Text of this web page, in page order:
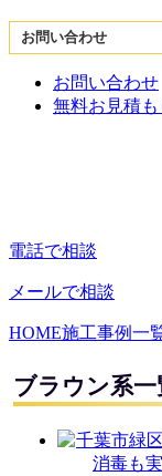
お問い合わせ
お問い合わせ
無料お見積も
電話で相談
メールで相談
HOME施工事例一
ブラウン系一